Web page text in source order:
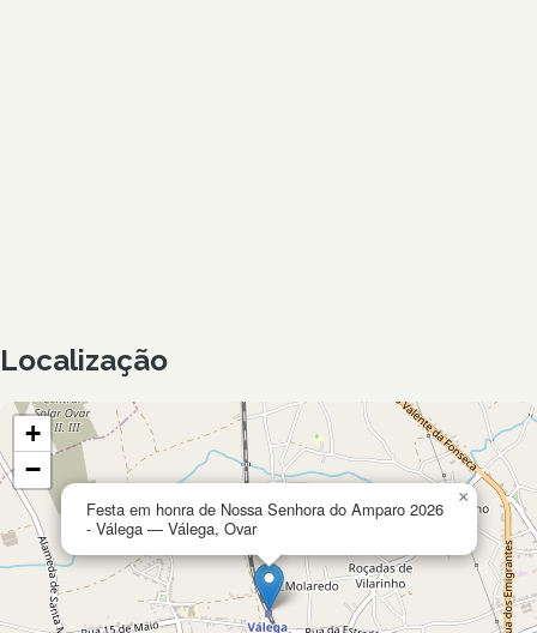
Localização
Festa em honra de Nossa Senhora do Amparo 2026
- Válega — Válega, Ovar
×
+
−